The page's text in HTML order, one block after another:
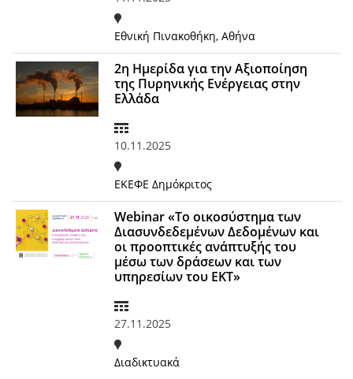
Εθνική Πινακοθήκη, Αθήνα
2η Ημερίδα για την Αξιοποίηση
της Πυρηνικής Ενέργειας στην
Ελλάδα
10.11.2025
ΕΚΕΦΕ Δημόκριτος
Webinar «Το οικοσύστημα των
Διασυνδεδεμένων Δεδομένων και
οι προοπτικές ανάπτυξής του
μέσω των δράσεων και των
υπηρεσίων του ΕΚΤ»
27.11.2025
Διαδικτυακά